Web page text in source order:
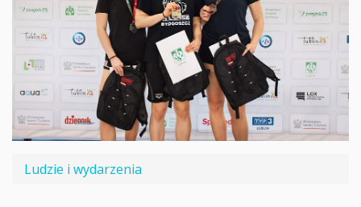
Ludzie i wydarzenia